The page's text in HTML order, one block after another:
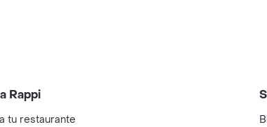
Rappi
tu restaurante